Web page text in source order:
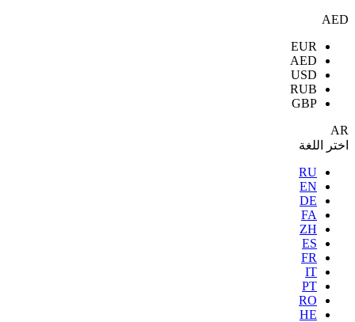
AED
EUR
AED
USD
RUB
GBP
AR
اختر اللغة
RU
EN
DE
FA
ZH
ES
FR
IT
PT
RO
HE